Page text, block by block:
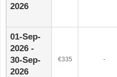
2026
01-Sep-
2026 -
30-Sep-
2026
€335 -